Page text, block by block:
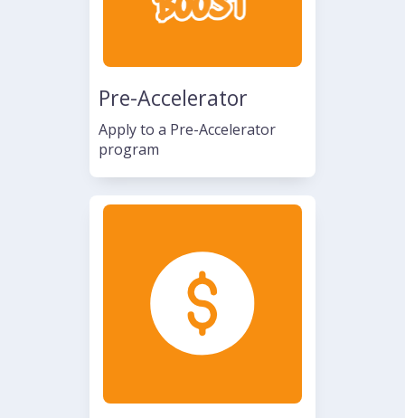
Pre-Accelerator
Apply to a Pre-Accelerator
program